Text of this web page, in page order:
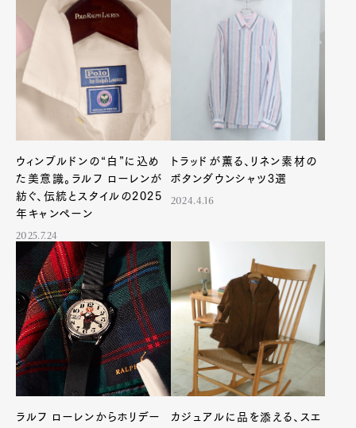
ウィンブルドンの“白”に込め
た美意識。ラルフ ローレンが
紡ぐ、伝統とスタイルの2025
年キャンペーン
2025.7.24
トラッドが薫る、リネン素材の
ボタンダウンシャツ3選
2024.4.16
ラルフ ローレンからホリデー
カジュアルに品を添える、スエ